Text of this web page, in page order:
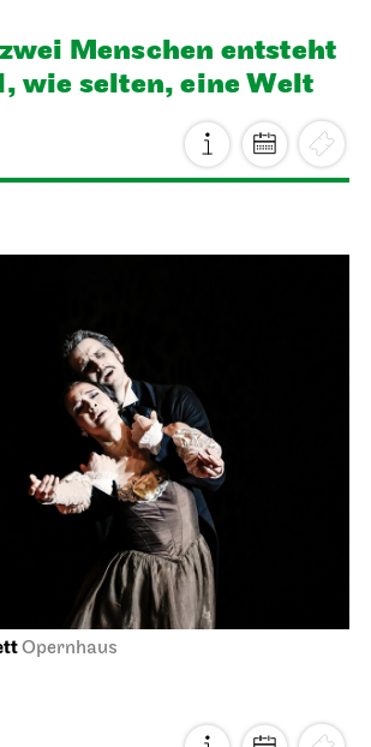
Menschen ent­steht
wie selten, eine Welt
Opernhaus